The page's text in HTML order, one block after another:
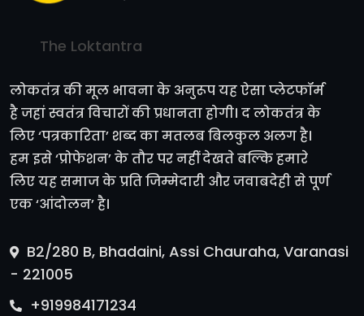
The Loktantra
लोकतंत्र की मूल भावना के अनुरूप यह ऐसा प्लेटफॉर्म
है जहां स्वतंत्र विचारों की प्रधानता होगी। द लोकतंत्र के
लिए ‘पत्रकारिता’ शब्द का मतलब बिलकुल अलग है।
हम इसे ‘प्रोफेशन’ के तौर पर नहीं देखते बल्कि हमारे
लिए यह समाज के प्रति जिम्मेदारी और जवाबदेही से पूर्ण
एक ‘आंदोलन’ है।
B2/280 B, Bhadaini, Assi Chauraha, Varanasi
- 221005
+919984171234